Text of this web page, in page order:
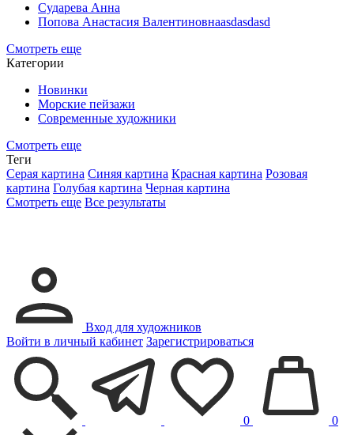
Сударева Анна
Попова Анастасия Валентиновнаasdasdasd
Смотреть еще
Категории
Новинки
Морские пейзажи
Современные художники
Смотреть еще
Теги
Серая картина Синяя картина Красная картина Розовая
картина Голубая картина Черная картина
Смотреть еще Все результаты
Вход для художников
Войти в личный кабинет Зарегистрироваться
0 0